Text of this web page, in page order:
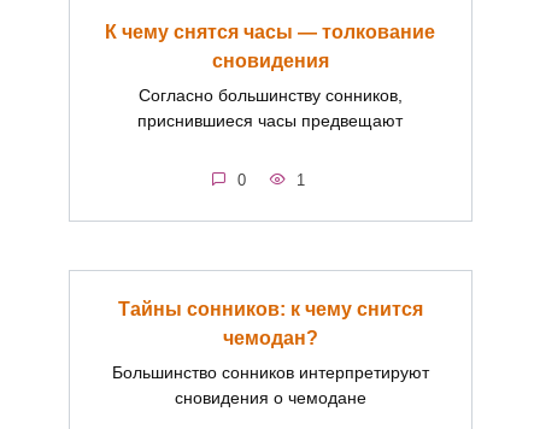
К чему снятся часы — толкование
сновидения
Согласно большинству сонников,
приснившиеся часы предвещают
0 1
Тайны сонников: к чему снится
чемодан?
Большинство сонников интерпретируют
сновидения о чемодане